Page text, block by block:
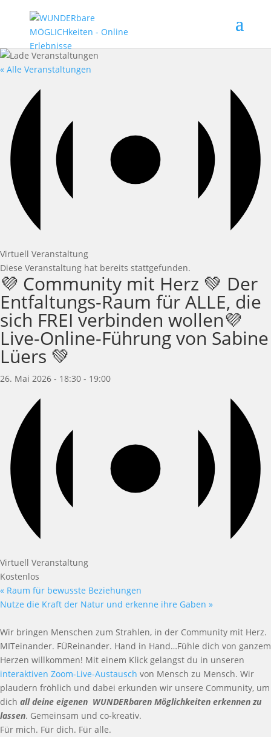
« Alle Veranstaltungen
Virtuell Veranstaltung
Diese Veranstaltung hat bereits stattgefunden.
💜 Community mit Herz 💚 Der
Entfaltungs-Raum für ALLE, die
sich FREI verbinden wollen💜
Live-Online-Führung von Sabine
Lüers 💚
26. Mai 2026 - 18:30 - 19:00
Virtuell Veranstaltung
Kostenlos
« Raum für bewusste Beziehungen
Nutze die Kraft der Natur und erkenne ihre Gaben »
Wir bringen Menschen zum Strahlen, in der Community mit Herz.
MITeinander. FÜReinander. Hand in Hand…Fühle dich von ganzem
Herzen willkommen! Mit einem Klick gelangst du in unseren
interaktiven Zoom-Live-Austausch von Mensch zu Mensch. Wir
plaudern fröhlich und dabei erkunden wir unsere Community, um
dich all deine eigenen WUNDERbaren Möglichkeiten erkennen zu
lassen. Gemeinsam und co-kreativ.
Für mich. Für dich. Für alle.